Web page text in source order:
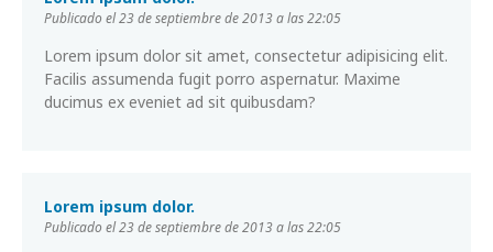
Publicado el 23 de septiembre de 2013 a las 22:05
Lorem ipsum dolor sit amet, consectetur adipisicing elit.
Facilis assumenda fugit porro aspernatur. Maxime
ducimus ex eveniet ad sit quibusdam?
Lorem ipsum dolor.
Publicado el 23 de septiembre de 2013 a las 22:05